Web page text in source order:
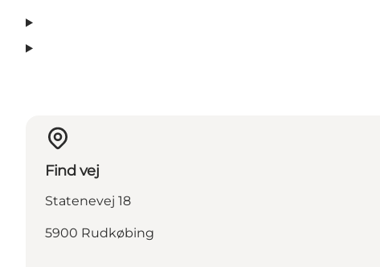
Find vej
Statenevej 18
5900 Rudkøbing